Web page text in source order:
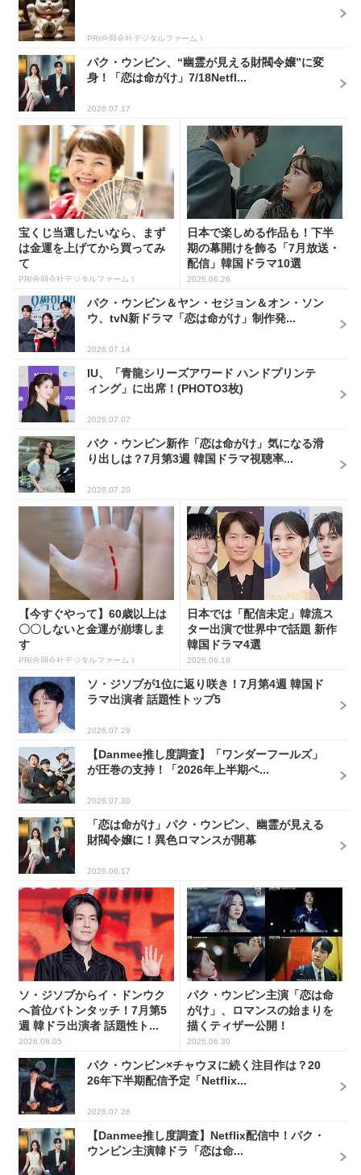
PR(合同会社デジタルファーム )
パク・ウンビン、“幽霊が見える財閥令嬢”に変
身！「恋は命がけ」7/18Netfl...
2026.07.17
宝くじ当選したいなら、まず
は金運を上げてから買ってみ
て
PR(合同会社デジタルファーム )
日本で楽しめる作品も！下半
期の幕開けを飾る「7月放送・
配信」韓国ドラマ10選
2026.06.26
パク・ウンビン＆ヤン・セジョン＆オン・ソン
ウ、tvN新ドラマ「恋は命がけ」制作発...
2026.07.14
IU、「青龍シリーズアワード ハンドプリンテ
ィング」に出席！(PHOTO3枚)
2026.07.07
パク・ウンビン新作「恋は命がけ」気になる滑
り出しは？7月第3週 韓国ドラマ視聴率...
2026.07.20
【今すぐやって】60歳以上は
〇〇しないと金運が崩壊しま
す
PR(合同会社デジタルファーム )
日本では「配信未定」韓流ス
ター出演で世界中で話題 新作
韓国ドラマ4選
2026.06.19
ソ・ジソブが1位に返り咲き！7月第4週 韓国ド
ラマ出演者 話題性トップ5
2026.07.29
【Danmee推し度調査】「ワンダーフールズ」
が圧巻の支持！「2026年上半期ベ...
2026.07.30
「恋は命がけ」パク・ウンビン、幽霊が見える
財閥令嬢に！異色ロマンスが開幕
2026.06.17
ソ・ジソブからイ・ドンウク
へ首位バトンタッチ！7月第5
週 韓ドラ出演者 話題性ト...
2026.08.05
パク・ウンビン主演「恋は命
がけ」、ロマンスの始まりを
描くティザー公開！
2026.06.30
パク・ウンビン×チャウヌに続く注目作は？20
26年下半期配信予定「Netflix...
2026.07.28
【Danmee推し度調査】Netflix配信中！パク・
ウンビン主演韓ドラ「恋は命...